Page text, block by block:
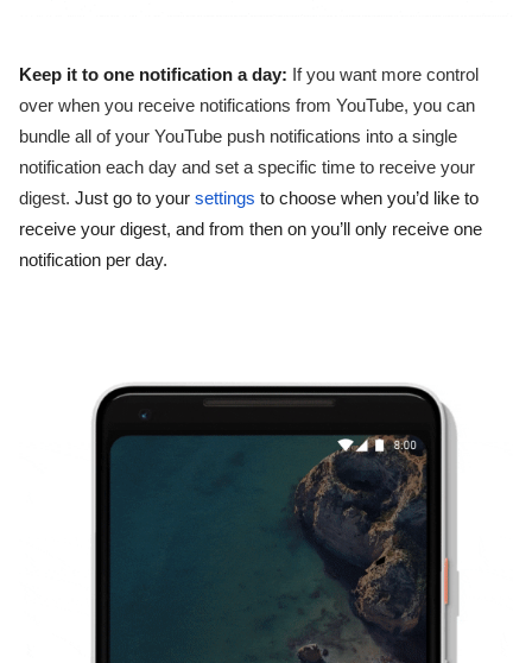
Keep it to one notification a day: If you want more control
over when you receive notifications from YouTube, you can
bundle all of your YouTube push notifications into a single
notification each day and set a specific time to receive your
digest. Just go to your settings to choose when you’d like to
receive your digest, and from then on you’ll only receive one
notification per day.